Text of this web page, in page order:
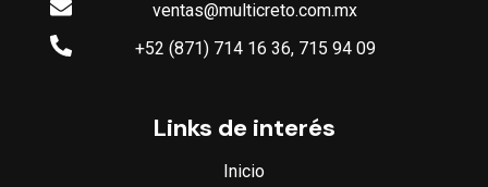
ventas@multicreto.com.mx
+52 (871) 714 16 36, 715 94 09
Links de interés
Inicio